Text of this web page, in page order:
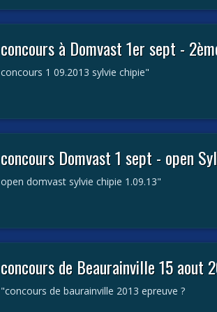
concours à Domvast 1er sept -
concours 1 09.2013 sylvie chipie"
concours Domvast 1 sept - open
open domvast sylvie chipie 1.09.13"
concours de Beaurainville 15 aout
"concours de baurainville 2013 epreuve ?